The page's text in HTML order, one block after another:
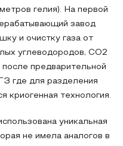
гелия). На первой
завод
и очистку газа от
углеводородов, CO2
предварительной
где для разделения
криогенная технология.
уникальная
не имела аналогов в